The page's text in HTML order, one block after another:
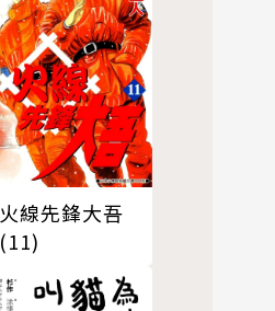
火線先鋒大吾
(11)